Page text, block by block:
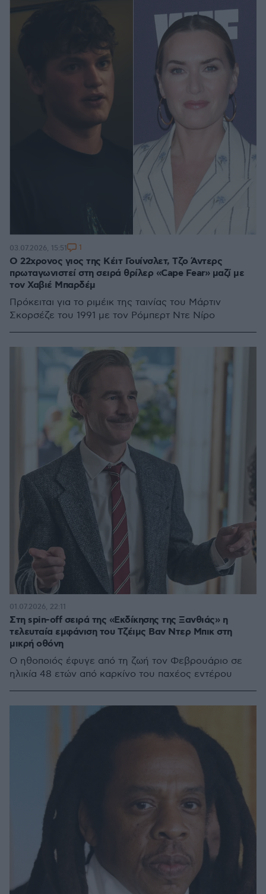
Ο 22χρονος γιος της Κέιτ Γουίνσλετ, Τζο Άντερς
πρωταγωνιστεί στη σειρά θρίλερ «Cape Fear» μαζί με
τον Χαβιέ Μπαρδέμ
Πρόκειται για το ριμέικ της ταινίας του Μάρτιν
Σκορσέζε του 1991 με τον Ρόμπερτ Ντε Νίρο
03.07.2026, 15:51 1
Στη spin-off σειρά της «Εκδίκησης της Ξανθιάς» η
τελευταία εμφάνιση του Τζέιμς Βαν Ντερ Μπικ στη
μικρή οθόνη
Ο ηθοποιός έφυγε από τη ζωή τον Φεβρουάριο σε
ηλικία 48 ετών από καρκίνο του παχέος εντέρου
01.07.2026, 22:11